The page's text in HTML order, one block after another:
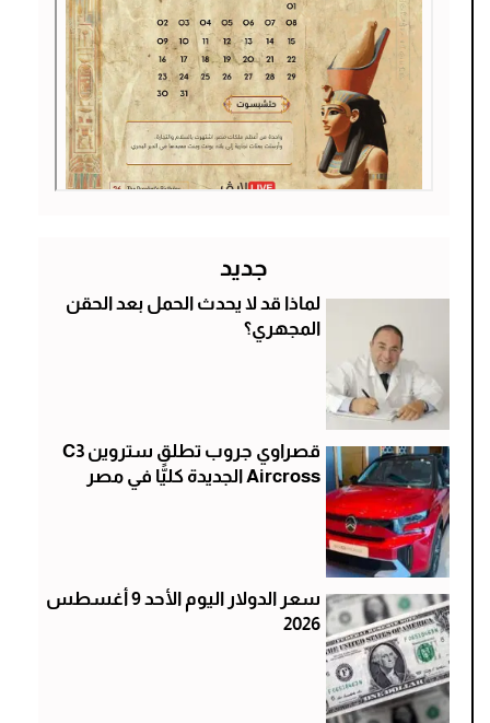
جديد
لماذا قد لا يحدث الحمل بعد الحقن
المجهري؟
قصراوي جروب تطلق ستروين C3
Aircross الجديدة كليًّا في مصر
سعر الدولار اليوم الأحد 9 أغسطس
2026